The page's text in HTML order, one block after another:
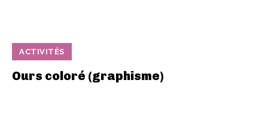
ACTIVITÉS
Ours coloré (graphisme)